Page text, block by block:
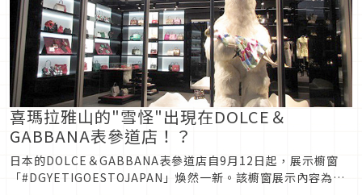
喜瑪拉雅山的"雪怪"出現在DOLCE＆
GABBANA表參道店！？
日本的DOLCE＆GABBANA表參道店自9月12日起，展示櫥窗
「#DGYETIGOESTOJAPAN」煥然一新。該櫥窗展示內容為，